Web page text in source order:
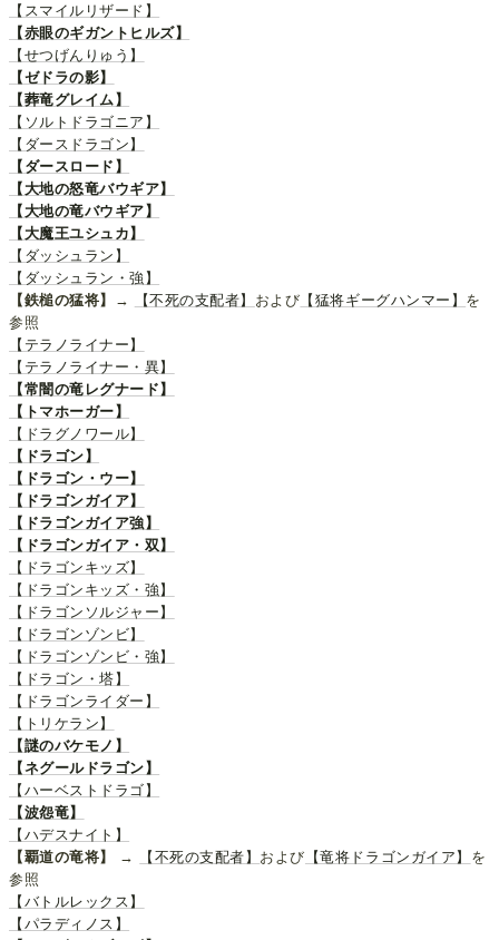
【スマイルリザード】
【赤眼のギガントヒルズ】
【せつげんりゅう】
【ゼドラの影】
【葬竜グレイム】
【ソルトドラゴニア】
【ダースドラゴン】
【ダースロード】
【大地の怒竜バウギア】
【大地の竜バウギア】
【大魔王ユシュカ】
【ダッシュラン】
【ダッシュラン・強】
【鉄槌の猛将】
→ 【不死の支配者】 および 【猛将ギーグハンマー】 を
参照
【テラノライナー】
【テラノライナー・異】
【常闇の竜レグナード】
【トマホーガー】
【ドラグノワール】
【ドラゴン】
【ドラゴン・ウー】
【ドラゴンガイア】
【ドラゴンガイア強】
【ドラゴンガイア・双】
【ドラゴンキッズ】
【ドラゴンキッズ・強】
【ドラゴンソルジャー】
【ドラゴンゾンビ】
【ドラゴンゾンビ・強】
【ドラゴン・塔】
【ドラゴンライダー】
【トリケラン】
【謎のバケモノ】
【ネグールドラゴン】
【ハーベストドラゴ】
【波怨竜】
【ハデスナイト】
【覇道の竜将】
→ 【不死の支配者】 および 【竜将ドラゴンガイア】 を
参照
【バトルレックス】
【パラディノス】